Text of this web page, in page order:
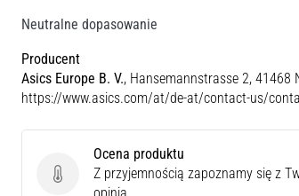
Neutralne dopasowanie
Producent
Asics Europe B. V., Hansemannstrasse 2, 41468
https://www.asics.com/at/de-at/contact-us/
Ocena produktu
Ocena produktu
Z przyjemnością zapoznamy się z